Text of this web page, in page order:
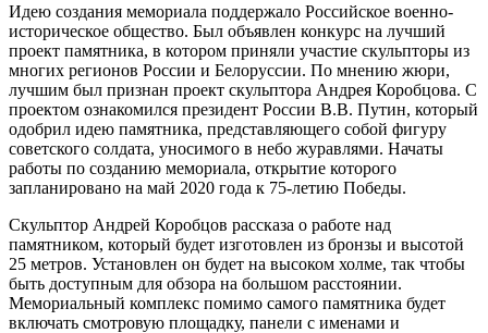
Идею создания мемориала поддержало Российское военно-
историческое общество. Был объявлен конкурс на лучший
проект памятника, в котором приняли участие скульпторы из
многих регионов России и Белоруссии. По мнению жюри,
лучшим был признан проект скульптора Андрея Коробцова. С
проектом ознакомился президент России В.В. Путин, который
одобрил идею памятника, представляющего собой фигуру
советского солдата, уносимого в небо журавлями. Начаты
работы по созданию мемориала, открытие которого
запланировано на май 2020 года к 75-летию Победы.
Скульптор Андрей Коробцов рассказа о работе над
памятником, который будет изготовлен из бронзы и высотой
25 метров. Установлен он будет на высоком холме, так чтобы
быть доступным для обзора на большом расстоянии.
Мемориальный комплекс помимо самого памятника будет
включать смотровую площадку, панели с именами и